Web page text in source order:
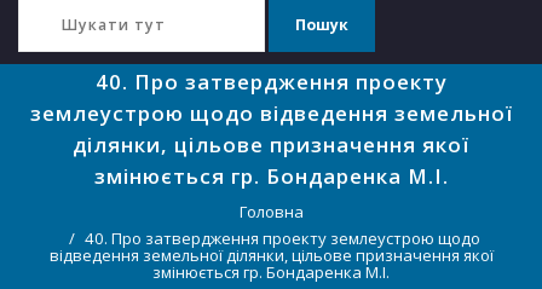
40. Про затвердження проекту
землеустрою щодо відведення земельної
ділянки, цільове призначення якої
змінюється гр. Бондаренка М.І.
Головна
40. Про затвердження проекту землеустрою щодо
відведення земельної ділянки, цільове призначення якої
змінюється гр. Бондаренка М.І.